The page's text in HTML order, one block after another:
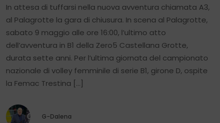
In attesa di tuffarsi nella nuova avventura chiamata A3,
al Palagrotte la gara di chiusura. In scena al Palagrotte,
sabato 9 maggio alle ore 16:00, l’ultimo atto
dell’avventura in B1 della Zero5 Castellana Grotte,
durata sette anni. Per l’ultima giornata del campionato
nazionale di volley femminile di serie B1, girone D, ospite
la Femac Trestina […]
G-Dalena